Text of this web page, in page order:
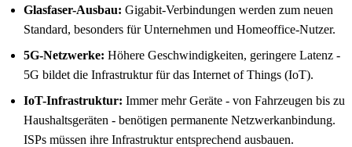
Glasfaser-Ausbau: Gigabit-Verbindungen werden zum neuen
Standard, besonders für Unternehmen und Homeoffice-Nutzer.
5G-Netzwerke: Höhere Geschwindigkeiten, geringere Latenz -
5G bildet die Infrastruktur für das Internet of Things (IoT).
IoT-Infrastruktur: Immer mehr Geräte - von Fahrzeugen bis zu
Haushaltsgeräten - benötigen permanente Netzwerkanbindung.
ISPs müssen ihre Infrastruktur entsprechend ausbauen.